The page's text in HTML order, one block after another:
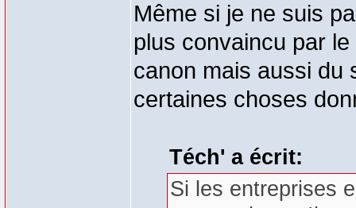
Même si je ne suis
plus convaincu par
canon mais aussi du
certaines choses
Téch' a écrit:
Si les entreprises